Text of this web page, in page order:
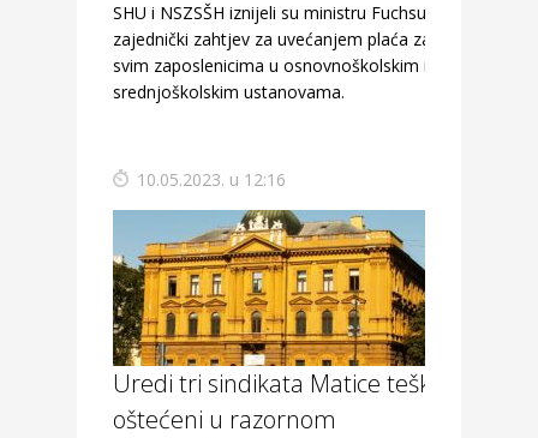
SHU i NSZSŠH iznijeli su ministru Fuchsu
zajednički zahtjev za uvećanjem plaća za 10%
svim zaposlenicima u osnovnoškolskim i
srednjoškolskim ustanovama.
10.05.2023. u 12:16
Uredi tri sindikata Matice teško
oštećeni u razornom